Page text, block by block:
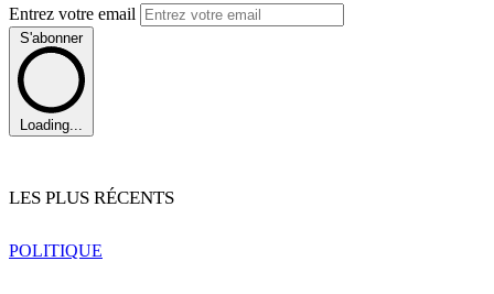
Entrez votre email
S'abonner
Loading...
LES PLUS RÉCENTS
POLITIQUE